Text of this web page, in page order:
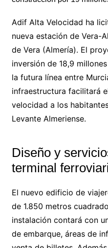
Adif Alta Velocidad ha
nueva estación de Vera-
de Vera (Almería). El
inversión de 18,9
la futura línea entre
infraestructura facilitará
velocidad a los
Levante Almeriense.
Diseño y
terminal
El nuevo edificio de
de 1.850 metros
instalación contará con
de embarque, áreas de